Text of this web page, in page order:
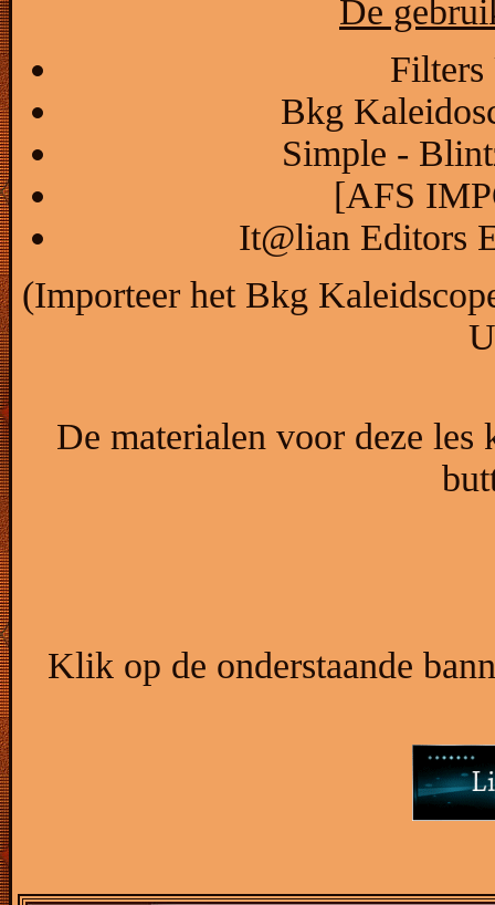
De
Bkg
Simple -
[AFS
It@lian Editors
(Importeer het Bkg
De materialen voor deze les
Klik op de onderstaande